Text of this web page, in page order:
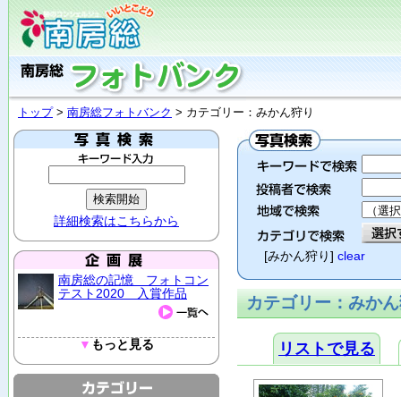
トップ> 南房総フォトバンク > カテゴリー：みかん狩り
詳細検索はこちらから
南房総の記憶 フォトコン
テスト2020 入賞作品
▼ もっと見る
[みかん狩り] clear
カテゴリー：みか
リストで見る